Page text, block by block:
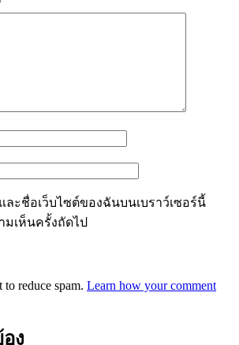
ะชื่อเว็บไซต์ของฉันบนเบราว์เซอร์นี้
มเห็นครั้งถัดไป
to reduce spam. Learn how your comment
ง